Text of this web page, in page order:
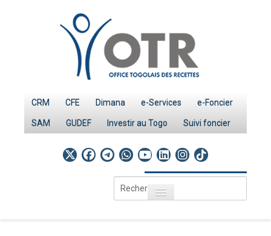
CRM CFE Dimana e-Services e-Foncier
SAM GUDEF Investir au Togo Suivi foncier
Rechercher
Toggle navigation